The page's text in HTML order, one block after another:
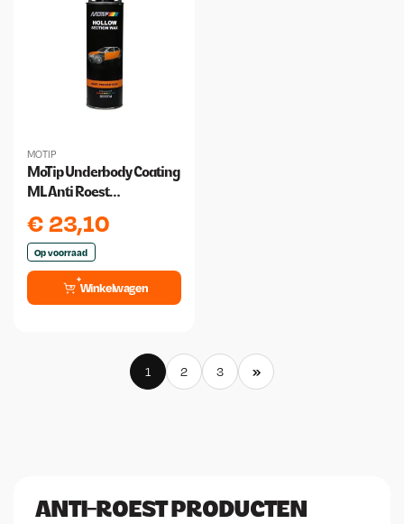
MOTIP
MoTip Underbody Coating
ML Anti Roest
€23,10
Op voorraad
Winkelwagen
1 2 3 »
ANTI-ROEST PRODUCTEN